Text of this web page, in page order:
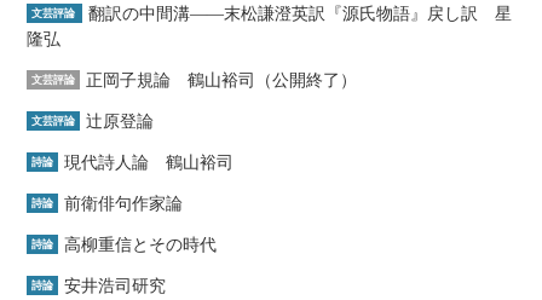
文芸評論
翻訳の中間溝――末松謙澄英訳『源氏物語』戻し訳 星
隆弘
文芸評論 正岡子規論 鶴山裕司（公開終了）
文芸評論 辻原登論
詩論 現代詩人論 鶴山裕司
詩論 前衛俳句作家論
詩論 高柳重信とその時代
詩論 安井浩司研究